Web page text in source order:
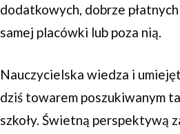
dodatkowych, dobrze
samej placówki lub poza nią.
Nauczycielska wiedza i
dziś towarem poszukiwanym
szkoły. Świetną perspektywą